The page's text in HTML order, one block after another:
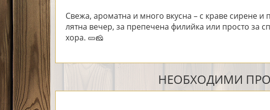
Свежа, ароматна и много вкусна – с краве сирене и
лятна вечер, за препечена филийка или просто за
хора. 🥒🧀
НЕОБХОДИМИ